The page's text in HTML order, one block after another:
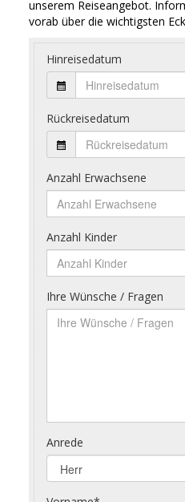
unserem Reiseangebot.
vorab über die wichtigsten